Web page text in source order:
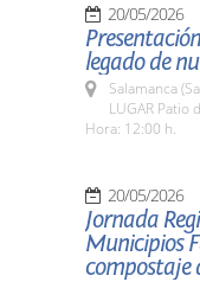
20/05/2026
legado de
Salamanca
LUGAR Patio
Hora: 12:00 h.
20/05/2026
Jornada
Municipios
compostaje